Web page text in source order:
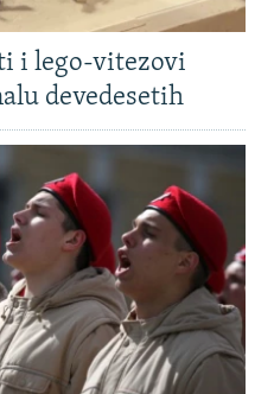
i lego-vitezovi
devedesetih